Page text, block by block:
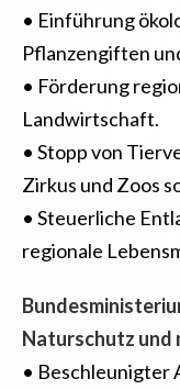
• Einführung
Pflanzengiften
• Förderung
Landwirtschaft.
• Stopp von
Zirkus und Zoos
• Steuerliche
regionale
Naturschutz und
• Beschleunigter